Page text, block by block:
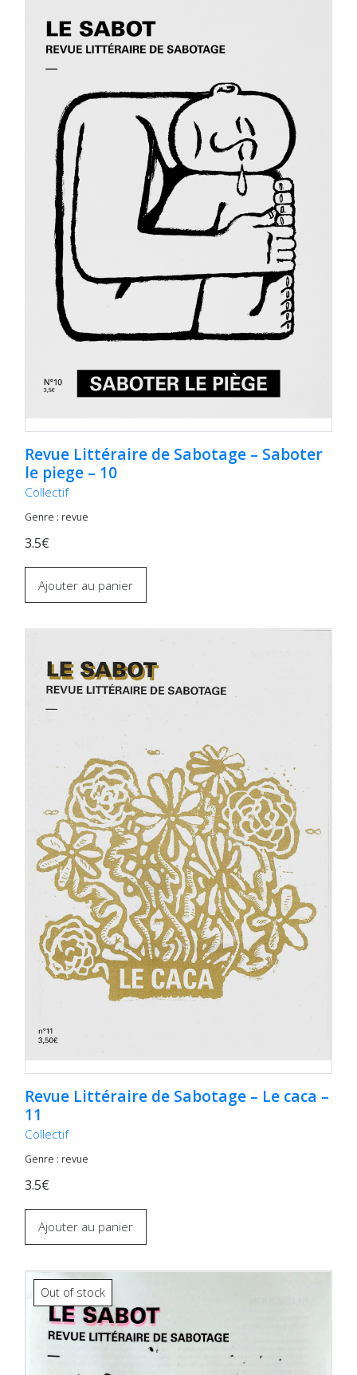
Revue Littéraire de Sabotage – Saboter
le piege – 10
Collectif
Genre : revue
3.5€
Ajouter au panier
Revue Littéraire de Sabotage – Le caca –
11
Collectif
Genre : revue
3.5€
Ajouter au panier
Out of stock